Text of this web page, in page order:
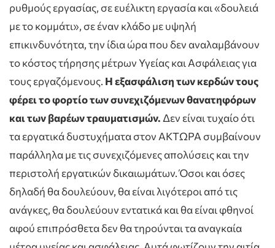
ρυθμούς εργασίας, σε ευέλικτη εργασία και «δουλειά
με το κομμάτι», σε έναν κλάδο με υψηλή
επικινδυνότητα, την ίδια ώρα που δεν αναλαμβάνουν
το κόστος τήρησης μέτρων Υγείας και Ασφάλειας για
τους εργαζόμενους. Η εξασφάλιση των κερδών τους
φέρει το φορτίο των συνεχιζόμενων θανατηφόρων
και των βαρέων τραυματισμών. Δεν είναι τυχαίο ότι
τα εργατικά δυστυχήματα στον ΑΚΤΩΡΑ συμβαίνουν
παράλληλα με τις συνεχιζόμενες απολύσεις και την
περιστολή εργατικών δικαιωμάτων. Όσοι και όσες
δηλαδή θα δουλεύουν, θα είναι λιγότεροι από τις
ανάγκες, θα δουλεύουν εντατικά και θα είναι φθηνοί
αφού επιπρόσθετα δεν θα τηρούνται τα αναγκαία